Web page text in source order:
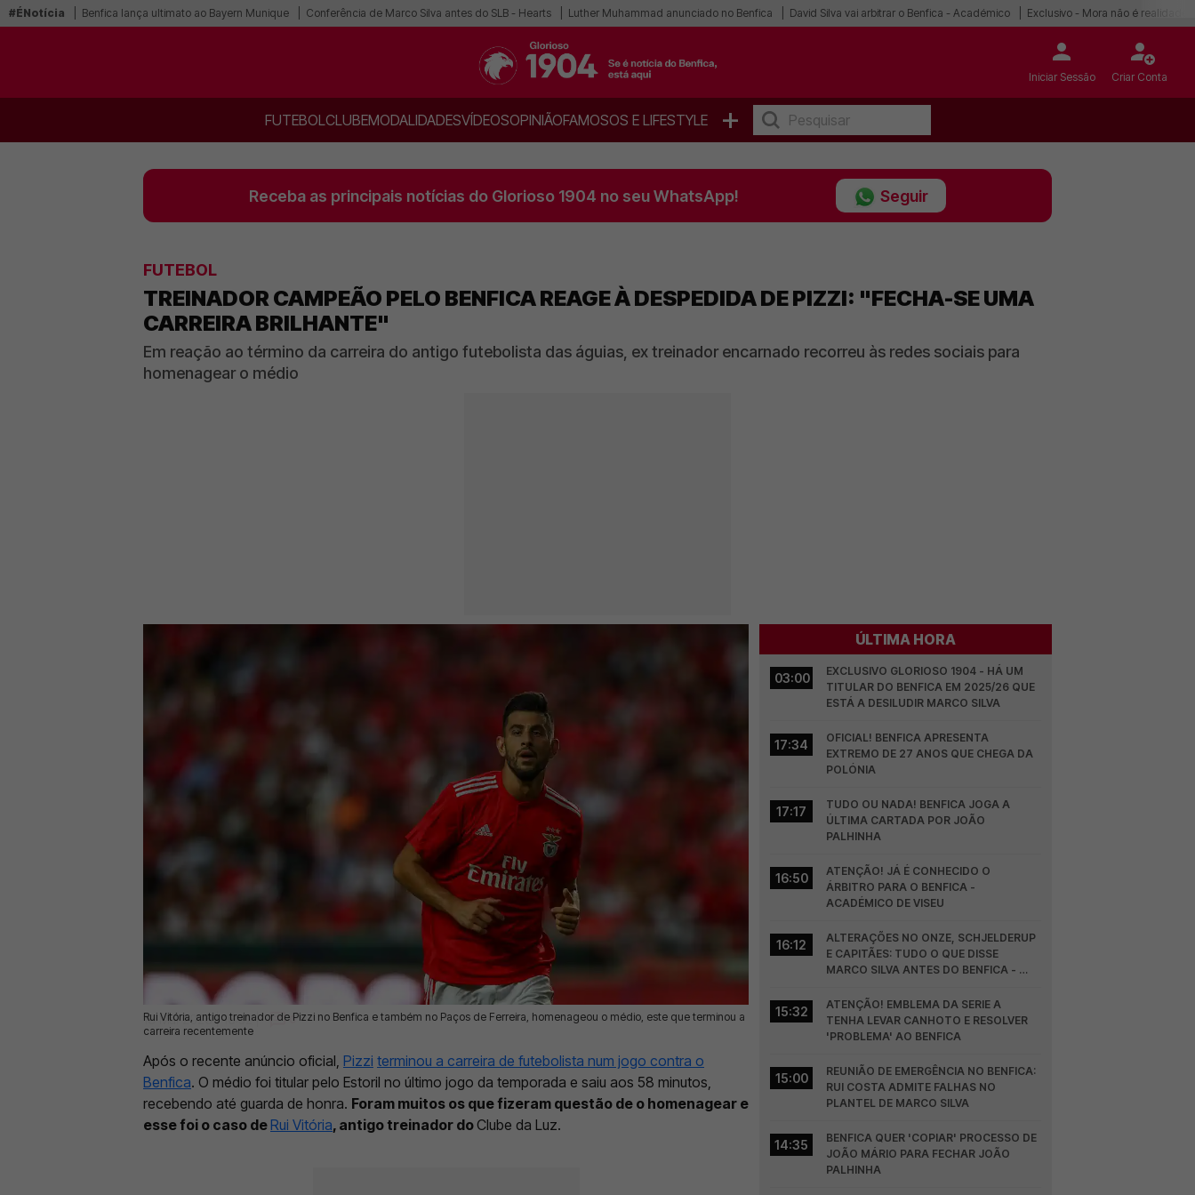
#ÉNotícia Benfica lança ultimato ao Bayern Munique Conferência de Marco Silva antes do SLB - Hearts Luther Muhammad anunciado no Benfica David Silva vai arbitrar o Benfica - Académico Exclusivo - Mora não é realidade
Iniciar Sessão Criar Conta
FUTEBOLCLUBEMODALIDADESVÍDEOSOPINIÃOFAMOSOS E LIFESTYLE +
Receba as principais notícias do Glorioso 1904 no seu WhatsApp! Seguir
FUTEBOL
TREINADOR CAMPEÃO PELO BENFICA REAGE À DESPEDIDA DE PIZZI: "FECHA-SE UMA
CARREIRA BRILHANTE"
Em reação ao término da carreira do antigo futebolista das águias, ex treinador encarnado recorreu às redes sociais para
homenagear o médio
Rui Vitória, antigo treinador de Pizzi no Benfica e também no Paços de Ferreira, homenageou o médio, este que terminou a
carreira recentemente
18 Mai 2026 | 16:52 | 0
Após o recente anúncio oficial, Pizzi terminou a carreira de futebolista num jogo contra o
Benfica. O médio foi titular pelo Estoril no último jogo da temporada e saiu aos 58 minutos,
recebendo até guarda de honra. Foram muitos os que fizeram questão de o homenagear e
esse foi o caso deRui Vitória, antigo treinador do Clube da Luz.
ÚLTIMA HORA
03:00
EXCLUSIVO GLORIOSO 1904 - HÁ UM
TITULAR DO BENFICA EM 2025/26 QUE
ESTÁ A DESILUDIR MARCO SILVA
17:34
OFICIAL! BENFICA APRESENTA
EXTREMO DE 27 ANOS QUE CHEGA DA
POLÓNIA
17:17
TUDO OU NADA! BENFICA JOGA A
ÚLTIMA CARTADA POR JOÃO
PALHINHA
16:50
ATENÇÃO! JÁ É CONHECIDO O
ÁRBITRO PARA O BENFICA -
ACADÉMICO DE VISEU
16:12
ALTERAÇÕES NO ONZE, SCHJELDERUP
E CAPITÃES: TUDO O QUE DISSE
MARCO SILVA ANTES DO BENFICA -
15:32
ATENÇÃO! EMBLEMA DA SERIE A
TENHA LEVAR CANHOTO E RESOLVER
'PROBLEMA' AO BENFICA
15:00
REUNIÃO DE EMERGÊNCIA NO BENFICA:
RUI COSTA ADMITE FALHAS NO
PLANTEL DE MARCO SILVA
14:35
BENFICA QUER 'COPIAR' PROCESSO DE
JOÃO MÁRIO PARA FECHAR JOÃO
PALHINHA